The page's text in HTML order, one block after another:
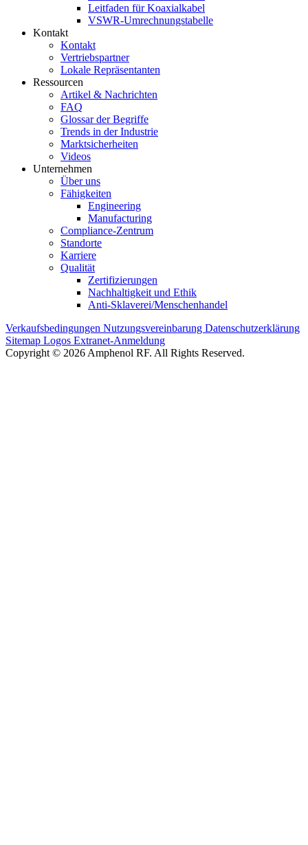
Leitfaden für Koaxialkabel
VSWR-Umrechnungstabelle
Kontakt
Kontakt
Vertriebspartner
Lokale Repräsentanten
Ressourcen
Artikel & Nachrichten
FAQ
Glossar der Begriffe
Trends in der Industrie
Marktsicherheiten
Videos
Unternehmen
Über uns
Fähigkeiten
Engineering
Manufacturing
Compliance-Zentrum
Standorte
Karriere
Qualität
Zertifizierungen
Nachhaltigkeit und Ethik
Anti-Sklaverei/Menschenhandel
Verkaufsbedingungen Nutzungsvereinbarung Datenschutzerklärung
Sitemap Logos Extranet-Anmeldung
Copyright © 2026 Amphenol RF. All Rights Reserved.